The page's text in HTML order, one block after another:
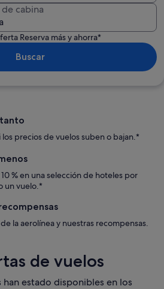
de cabina
Reserva más y ahorra*
Buscar
los precios de vuelos suben o bajan.*
% en una selección de hoteles por
un vuelo.*
la aerolínea y nuestras recompensas.
de vuelos
estado disponibles en los